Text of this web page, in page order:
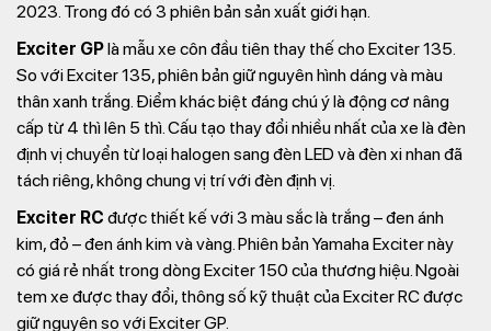
2023. Trong đó có 3 phiên bản sản xuất giới hạn.
Exciter GPlà mẫu xe côn đầu tiên thay thế cho Exciter 135.
So với Exciter 135, phiên bản giữ nguyên hình dáng và màu
thân xanh trắng. Điểm khác biệt đáng chú ý là động cơ nâng
cấp từ 4 thì lên 5 thì. Cấu tạo thay đổi nhiều nhất của xe là đèn
định vị chuyển từ loại halogen sang đèn LED và đèn xi nhan đã
tách riêng, không chung vị trí với đèn định vị.
Exciter RC được thiết kế với 3 màu sắc là trắng – đen ánh
kim, đỏ – đen ánh kim và vàng. Phiên bản Yamaha Exciter này
có giá rẻ nhất trong dòng Exciter 150 của thương hiệu. Ngoài
tem xe được thay đổi, thông số kỹ thuật của Exciter RC được
giữ nguyên so với Exciter GP.